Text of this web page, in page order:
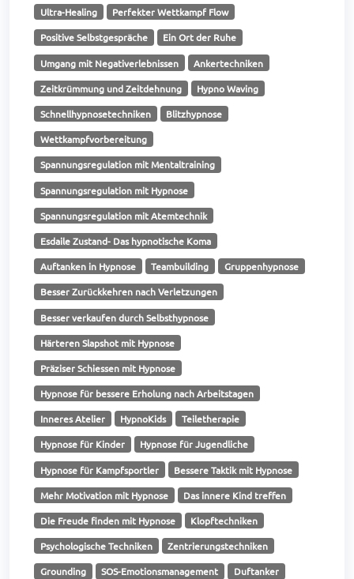
Ultra-Healing Perfekter Wettkampf Flow
Positive Selbstgespräche Ein Ort der Ruhe
Umgang mit Negativerlebnissen Ankertechniken
Zeitkrümmung und Zeitdehnung Hypno Waving
Schnellhypnosetechniken Blitzhypnose
Wettkampfvorbereitung
Spannungsregulation mit Mentaltraining
Spannungsregulation mit Hypnose
Spannungsregulation mit Atemtechnik
Esdaile Zustand- Das hypnotische Koma
Auftanken in Hypnose Teambuilding Gruppenhypnose
Besser Zurückkehren nach Verletzungen
Besser verkaufen durch Selbsthypnose
Härteren Slapshot mit Hypnose
Präziser Schiessen mit Hypnose
Hypnose für bessere Erholung nach Arbeitstagen
Inneres Atelier HypnoKids Teiletherapie
Hypnose für Kinder Hypnose für Jugendliche
Hypnose für Kampfsportler Bessere Taktik mit Hypnose
Mehr Motivation mit Hypnose Das innere Kind treffen
Die Freude finden mit Hypnose Klopftechniken
Psychologische Techniken Zentrierungstechniken
Grounding SOS-Emotionsmanagement Duftanker